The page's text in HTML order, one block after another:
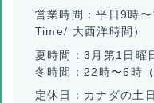
営業時間：平日9時
Time/ 大西洋時間）
夏時間：3月第1日曜
冬時間：22時〜6時（
定休日：カナダの土